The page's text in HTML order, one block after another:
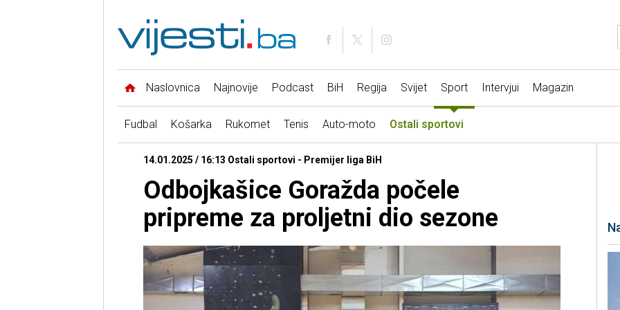
Naslovnica Najnovije Podcast BiH Regija Svijet Sport Intervjui Magazin
Fudbal Košarka Rukomet Tenis Auto-moto Ostali sportovi
14.01.2025 / 16:13 Ostali sportovi - Premijer liga BiH
Odbojkašice Goražda počele
pripreme za proljetni dio sezone